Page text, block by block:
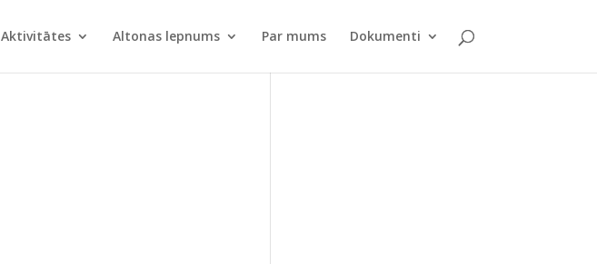
Aktivitātes Altonas lepnums Par mums Dokumenti